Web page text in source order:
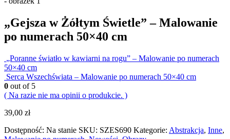
„Gejsza w Żółtym Świetle” – Malowanie
po numerach 50×40 cm
„Poranne światło w kawiarni na rogu” – Malowanie po numerach
50×40 cm
Serca Wszechświata – Malowanie po numerach 50×40 cm
0 out of 5
( Na razie nie ma opinii o produkcie. )
39,00 zł
Dostępność: Na stanie SKU: SZES690 Kategorie: Abstrakcja, Inne,